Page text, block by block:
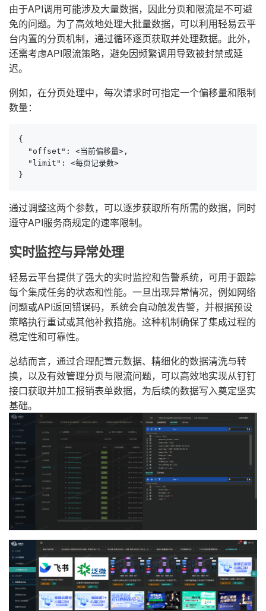
由于API调用可能涉及大量数据，因此分页和限流是不可避
免的问题。为了高效地处理大批量数据，可以利用轻易云平
台内置的分页机制，通过循环逐页获取并处理数据。此外，
还需考虑API限流策略，避免因频繁调用导致被封禁或延
迟。
例如，在分页处理中，每次请求时可指定一个偏移量和限制
数量：
{
  "offset": <当前偏移量>,
  "limit": <每页记录数>
}
通过调整这两个参数，可以逐步获取所有所需的数据，同时
遵守API服务商规定的速率限制。
实时监控与异常处理
轻易云平台提供了强大的实时监控和告警系统，可用于跟踪
每个集成任务的状态和性能。一旦出现异常情况，例如网络
问题或API返回错误码，系统会自动触发告警，并根据预设
策略执行重试或其他补救措施。这种机制确保了集成过程的
稳定性和可靠性。
总结而言，通过合理配置元数据、精细化的数据清洗与转
换，以及有效管理分页与限流问题，可以高效地实现从钉钉
接口获取并加工报销表单数据，为后续的数据写入奠定坚实
基础。